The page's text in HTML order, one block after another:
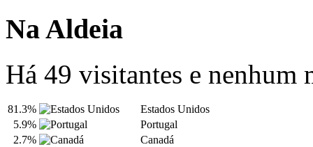
Na Aldeia
Há 49 visitantes e nenhum
81.3%
Estados Unidos
5.9%
Portugal
2.7%
Canadá